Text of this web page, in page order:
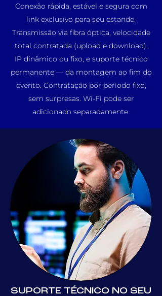
Conexão rápida, estável e segura com
link exclusivo para seu estande.
Transmissão via fibra óptica, velocidade
total contratada (upload e download),
IP dinâmico ou fixo, e suporte técnico
permanente — da montagem ao fim do
evento. Contratação por período fixo,
sem surpresas. Wi-Fi pode ser
adicionado separadamente.
SUPORTE TÉCNICO NO SEU